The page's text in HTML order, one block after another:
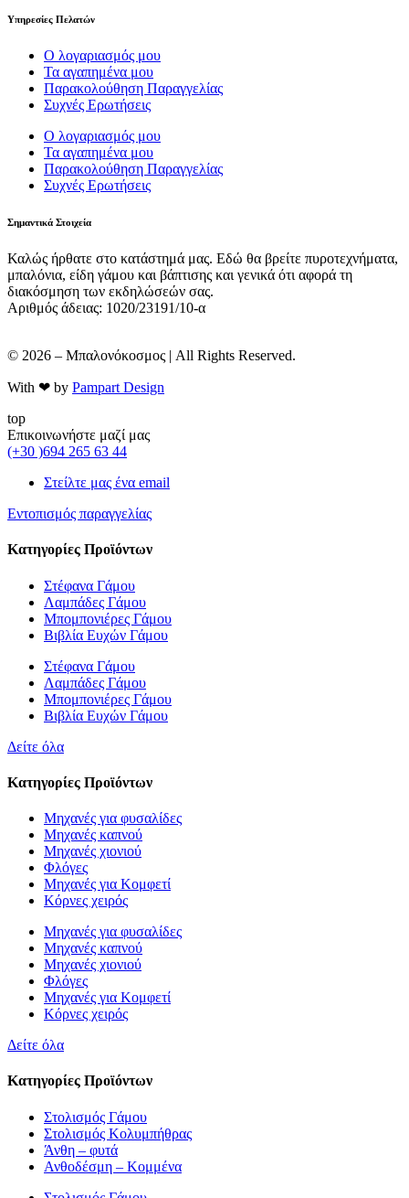
Υπηρεσίες Πελατών
Ο λογαριασμός μου
Τα αγαπημένα μου
Παρακολούθηση Παραγγελίας
Συχνές Ερωτήσεις
Ο λογαριασμός μου
Τα αγαπημένα μου
Παρακολούθηση Παραγγελίας
Συχνές Ερωτήσεις
Σημαντικά Στοιχεία
Καλώς ήρθατε στο κατάστημά μας. Εδώ θα βρείτε πυροτεχνήματα,
μπαλόνια, είδη γάμου και βάπτισης και γενικά ότι αφορά τη
διακόσμηση των εκδηλώσεών σας.
Αριθμός άδειας: 1020/23191/10-α
© 2026 – Μπαλονόκοσμος | All Rights Reserved.
With ❤ by Pampart Design
top
Επικοινωνήστε μαζί μας
(+30 )694 265 63 44
Στείλτε μας ένα email
Εντοπισμός παραγγελίας
Κατηγορίες Προϊόντων
Στέφανα Γάμου
Λαμπάδες Γάμου
Μπομπονιέρες Γάμου
Βιβλία Ευχών Γάμου
Στέφανα Γάμου
Λαμπάδες Γάμου
Μπομπονιέρες Γάμου
Βιβλία Ευχών Γάμου
Δείτε όλα
Κατηγορίες Προϊόντων
Μηχανές για φυσαλίδες
Μηχανές καπνού
Μηχανές χιονιού
Φλόγες
Μηχανές για Κομφετί
Κόρνες χειρός
Μηχανές για φυσαλίδες
Μηχανές καπνού
Μηχανές χιονιού
Φλόγες
Μηχανές για Κομφετί
Κόρνες χειρός
Δείτε όλα
Κατηγορίες Προϊόντων
Στολισμός Γάμου
Στολισμός Κολυμπήθρας
Άνθη – φυτά
Ανθοδέσμη – Κομμένα